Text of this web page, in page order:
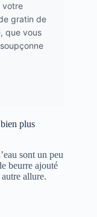
votre
gratin de
que vous
plus
sont un peu
beurre ajouté
allure.